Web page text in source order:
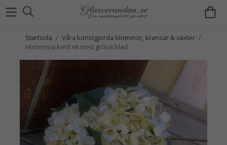
Startsida / Våra konstgjorda blommor, kransar & växter /
Hortensia kvist vit med gröna blad